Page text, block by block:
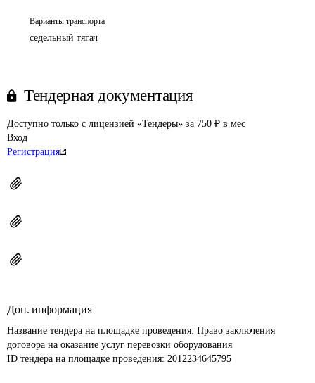
Варианты транспорта
седельный тягач
Тендерная документация
Доступно только с лицензией «Тендеры» за 750 ₽ в мес
Вход
Регистрация
Доп. информация
Название тендера на площадке проведения: Право заключения
договора на оказание услуг перевозки оборудования
ID тендера на площадке проведения: 2012234645795